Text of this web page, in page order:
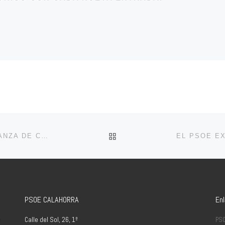
EL PSOE DE CALAHORRA TENÍA RAZÓN: LA ORDENANZA DE CUARTOS VA EN CONTRA DE LA CONSTITUCIÓN VOLVER A LA LISTA DE
PSOE CALAHORRA
Calle del Sol, 26, 1º